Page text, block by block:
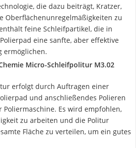
die dazu beiträgt, Kratzer,
Oberflächenunregelmäßigkeiten zu
feine Schleifpartikel, die in
eine sanfte, aber effektive
ermöglichen.
Micro-Schleifpolitur M3.02
erfolgt durch Auftragen einer
und anschließendes Polieren
Es wird empfohlen,
zu arbeiten und die Politur
Fläche zu verteilen, um ein gutes